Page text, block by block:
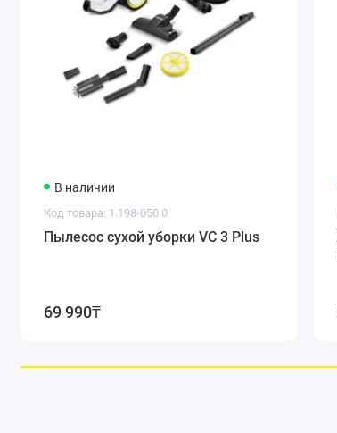
В наличии
Код товара: 1.198-050.0
Пылесос сухой уборки VC 3 Plus
69 990₸